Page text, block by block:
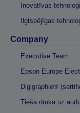
Inovatīvas
Ilgtspējīgas
Company
Executive Team
Epson Europe
Digigraphie®
Tiešā druka uz